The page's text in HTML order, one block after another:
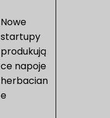
Nowe
startupy
produkują
ce napoje
herbacian
e